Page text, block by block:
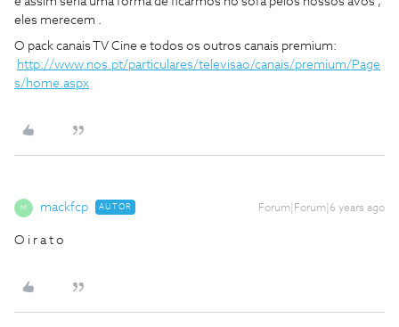
eles merecem .
O pack canais TV Cine e todos os outros canais premium:
http://www.nos.pt/particulares/televisao/canais/premium/Page
s/home.aspx
M mackfcp AUTOR Forum|Forum|6 years ago
O i r a t o